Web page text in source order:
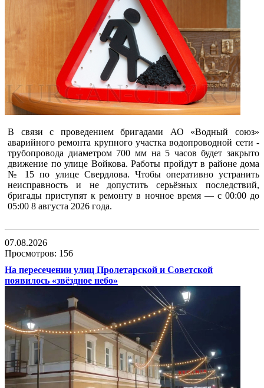
В связи с проведением бригадами АО «Водный союз»
аварийного ремонта крупного участка водопроводной сети -
трубопровода диаметром 700 мм на 5 часов будет закрыто
движение по улице Войкова. Работы пройдут в районе дома
№ 15 по улице Свердлова. Чтобы оперативно устранить
неисправность и не допустить серьёзных последствий,
бригады приступят к ремонту в ночное время — с 00:00 до
05:00 8 августа 2026 года.
07.08.2026
Просмотров: 156
На пересечении улиц Пролетарской и Советской
появилось «звёздное небо»